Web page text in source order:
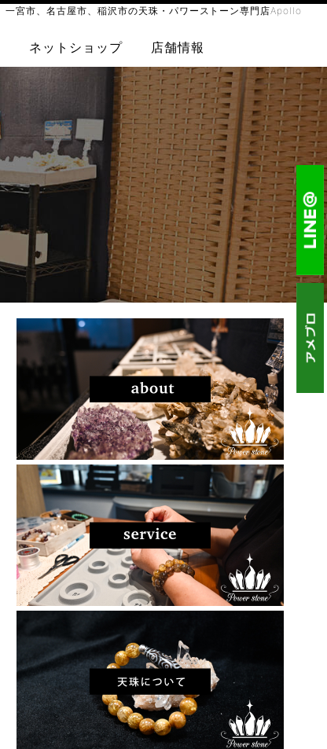
一宮市、名古屋市、稲沢市の天珠・パワーストーン専門店Apollo
ネットショップ
店舗情報